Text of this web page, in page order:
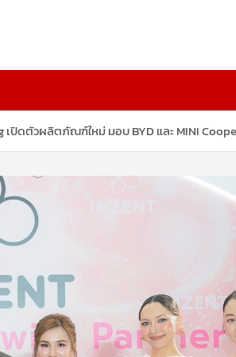
เปิดตัวผลิตภัณฑ์ใหม่ มอบ BYD และ MINI